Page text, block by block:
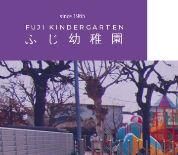
ふじ幼稚園
FUJI KINDERGARTEN
since 1965